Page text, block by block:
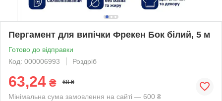
Пергамент для випічки Фрекен Бок білий, 5 м
Готово до відправки
Код: 000006993
Роздріб
63,24 ₴ 68 ₴
Мінімальна сума замовлення на сайті — 600 ₴